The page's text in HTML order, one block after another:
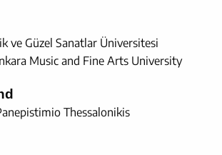
ve Güzel Sanatlar Üniversitesi
Music and Fine Arts University
Thessalonikis